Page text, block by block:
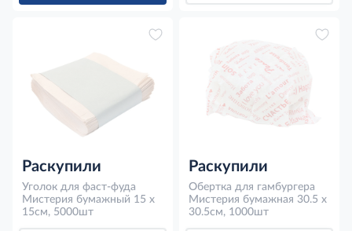
Раскупили
Уголок для фаст-фуда
Мистерия бумажный 15 x
15см, 5000шт
Раскупили
Обертка для гамбургера
Мистерия бумажная 30.5 x
30.5см, 1000шт